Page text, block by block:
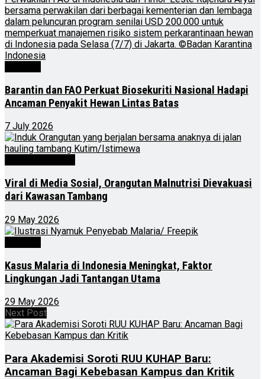
Barantin dan FAO Perkuat Biosekuriti Nasional Hadapi
Ancaman Penyakit Hewan Lintas Batas
7 July 2026
Viral di Media Sosial, Orangutan Malnutrisi Dievakuasi
dari Kawasan Tambang
29 May 2026
Kasus Malaria di Indonesia Meningkat, Faktor
Lingkungan Jadi Tantangan Utama
29 May 2026
Next Post
Para Akademisi Soroti RUU KUHAP Baru:
Ancaman Bagi Kebebasan Kampus dan Kritik